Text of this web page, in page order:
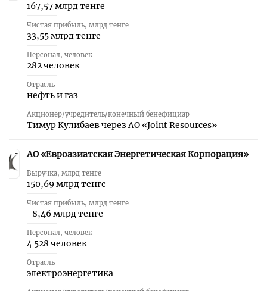
167,57 млрд тенге
Чистая прибыль, млрд тенге
33,55 млрд тенге
Персонал, человек
282 человек
Отрасль
нефть и газ
Акционер/учредитель/конечный бенефициар
Тимур Кулибаев через АО «Joint Resources»
28 АО «Евроазиатская Энергетическая Корпорация»
Выручка, млрд тенге
150,69 млрд тенге
Чистая прибыль, млрд тенге
-8,46 млрд тенге
Персонал, человек
4 528 человек
Отрасль
электроэнергетика